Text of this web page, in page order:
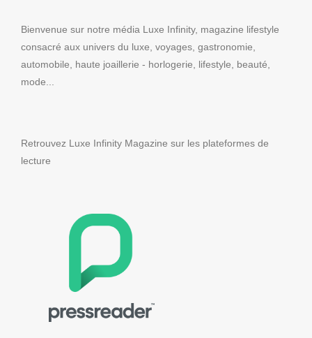
Bienvenue sur notre média Luxe Infinity, magazine lifestyle
consacré aux univers du luxe, voyages, gastronomie,
automobile, haute joaillerie - horlogerie, lifestyle, beauté,
mode...
Retrouvez Luxe Infinity Magazine sur les plateformes de
lecture